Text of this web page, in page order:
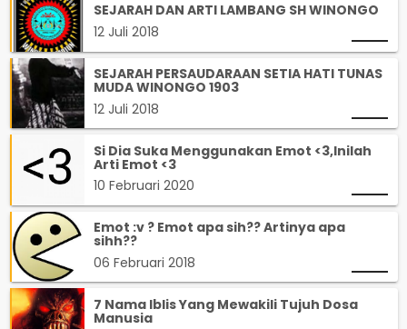
SEJARAH DAN ARTI LAMBANG SH WINONGO
12 Juli 2018
SEJARAH PERSAUDARAAN SETIA HATI TUNAS
MUDA WINONGO 1903
12 Juli 2018
Si Dia Suka Menggunakan Emot <3,Inilah
Arti Emot <3
10 Februari 2020
Emot :v ? Emot apa sih?? Artinya apa
sihh??
06 Februari 2018
7 Nama Iblis Yang Mewakili Tujuh Dosa
Manusia